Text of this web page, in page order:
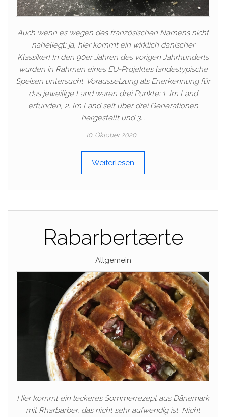
Auch wenn es wegen des französischen Namens nicht
naheliegt: ja, hier kommt ein wirklich dänischer
Klassiker! In den 90er Jahren des vorigen Jahrhunderts
wurden in Rahmen eines EU-Projektes landestypische
Speisen untersucht. Voraussetzung als Enerkennung für
das jeweilige Land waren drei Punkte: 1. Im Land
erfunden, 2. Im Land seit über drei Generationen
hergestellt und 3.…
10. Oktober 2020
Weiterlesen
Rabarbertærte
Allgemein
Hier kommt ein leckeres Sommerrezept aus Dänemark
mit Rharbarber, das nicht sehr aufwendig ist. Nicht